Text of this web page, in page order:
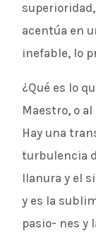
acentúa en
inefable, lo
¿Qué es lo
Maestro, o
Hay una
turbulencia
llanura y el
y es la
pasio- nes y